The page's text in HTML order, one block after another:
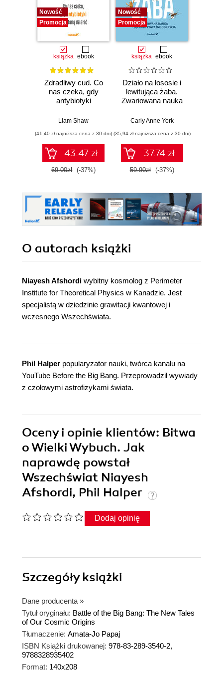
Nowość
Promocja
książka ebook
Zdradliwy cud. Co
nas czeka, gdy
antybiotyki
Liam Shaw
(41,40 zł najniższa cena z 30 dni)
43.47 zł
69.00zł (-37%)
Nowość
Promocja
książka ebook
Działo na łososie i
lewitująca żaba.
Zwariowana nauka
poważne odkrycia
Carly Anne York
(35,94 zł najniższa cena z 30 dni)
37.74 zł
59.90zł (-37%)
O autorach książki
Niayesh Afshordi wybitny kosmolog z Perimeter
Institute for Theoretical Physics w Kanadzie. Jest
specjalistą w dziedzinie grawitacji kwantowej i
wczesnego Wszechświata.
Phil Halper popularyzator nauki, twórca kanału na
YouTube Before the Big Bang. Przeprowadził wywiady
z czołowymi astrofizykami świata.
Oceny i opinie klientów: Bitwa
o Wielki Wybuch. Jak
naprawdę powstał
Wszechświat Niayesh
Afshordi, Phil Halper
Dodaj opinię
Szczegółyksiążki
Dane producenta »
Tytuł oryginału: Battle of the Big Bang: The New Tales
of Our Cosmic Origins
Tłumaczenie: Amata-Jo Papaj
ISBN Książki drukowanej: 978-83-289-3540-2,
9788328935402
Format: 140x208